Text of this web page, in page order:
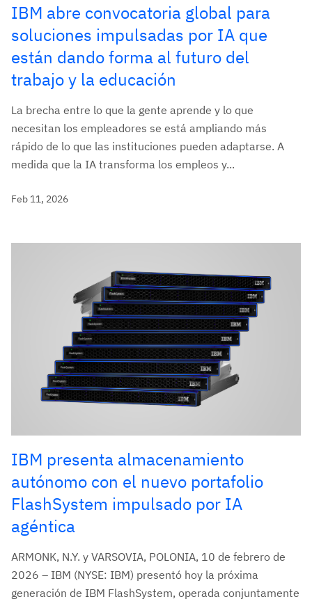
IBM abre convocatoria global para
soluciones impulsadas por IA que
están dando forma al futuro del
trabajo y la educación
La brecha entre lo que la gente aprende y lo que
necesitan los empleadores se está ampliando más
rápido de lo que las instituciones pueden adaptarse. A
medida que la IA transforma los empleos y...
Feb 11, 2026
IBM presenta almacenamiento
autónomo con el nuevo portafolio
FlashSystem impulsado por IA
agéntica
ARMONK, N.Y. y VARSOVIA, POLONIA, 10 de febrero de
2026 – IBM (NYSE: IBM) presentó hoy la próxima
generación de IBM FlashSystem, operada conjuntamente